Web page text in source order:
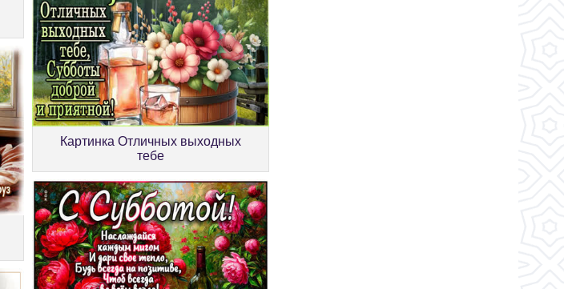
Картинка Отличных выходных
тебе